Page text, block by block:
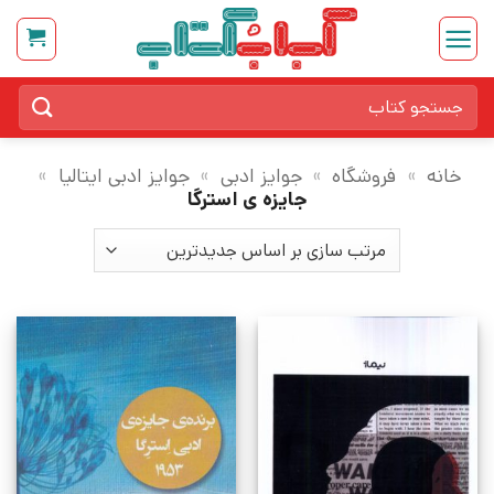
Skip
content
برای:
خانه » فروشگاه » جوایز ادبی » جوایز ادبی ایتالیا »
جایزه ی استرگا